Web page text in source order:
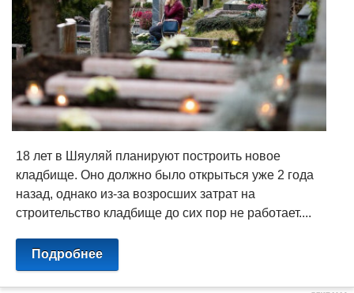
18 лет в Шяуляй планируют построить новое
кладбище. Оно должно было открыться уже 2 года
назад, однако из-за возросших затрат на
строительство кладбище до сих пор не работает....
Подробнее